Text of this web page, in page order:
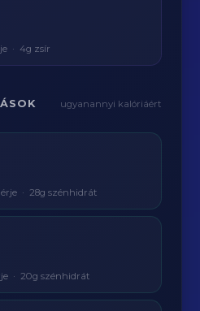
· 4g zsír
ugyanannyi kalóriáért
· 28g szénhidrát
· 20g szénhidrát